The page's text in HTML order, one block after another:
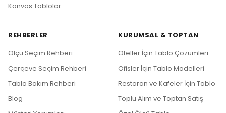
Kanvas Tablolar
REHBERLER
Ölçü Seçim Rehberi
Çerçeve Seçim Rehberi
Tablo Bakım Rehberi
Blog
KURUMSAL & TOPTAN
Oteller İçin Tablo Çözümleri
Ofisler İçin Tablo Modelleri
Restoran ve Kafeler İçin Tablo
Toplu Alım ve Toptan Satış